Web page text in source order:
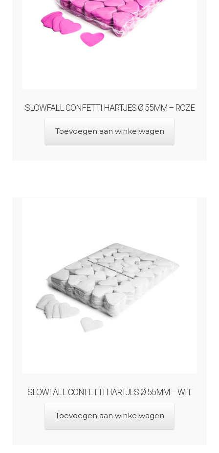
SLOWFALL CONFETTI HARTJES Ø 55MM – ROZE
Toevoegen aan winkelwagen
SLOWFALL CONFETTI HARTJES Ø 55MM – WIT
Toevoegen aan winkelwagen